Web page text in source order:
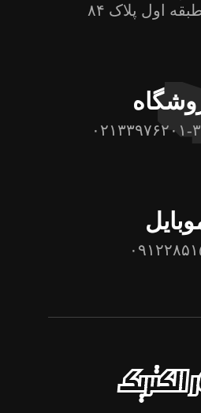
اول پلاک ۸۴
۳۳۱۱۸۲۶۱